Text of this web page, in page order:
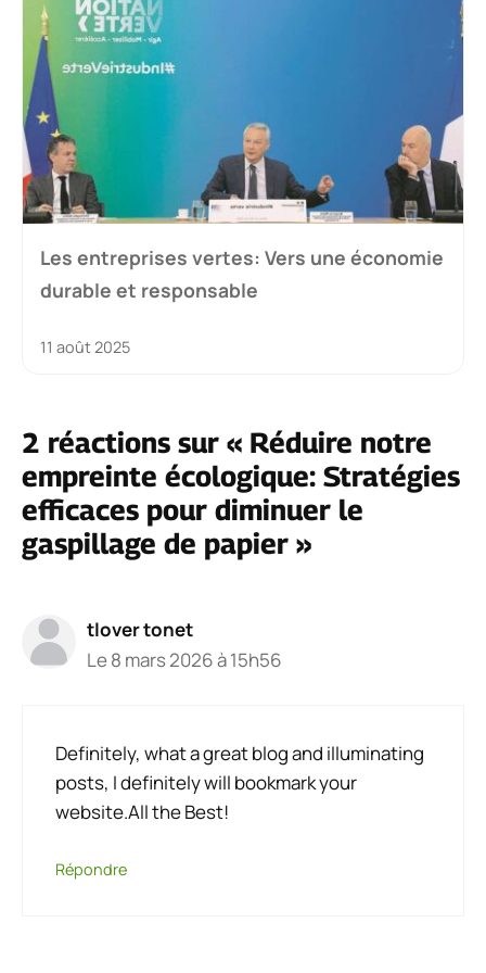
Les entreprises vertes: Vers une économie
durable et responsable
11 août 2025
2 réactions sur « Réduire notre
empreinte écologique: Stratégies
efficaces pour diminuer le
gaspillage de papier »
tlover tonet
Le 8 mars 2026 à 15h56
Definitely, what a great blog and illuminating
posts, I definitely will bookmark your
website.All the Best!
Répondre